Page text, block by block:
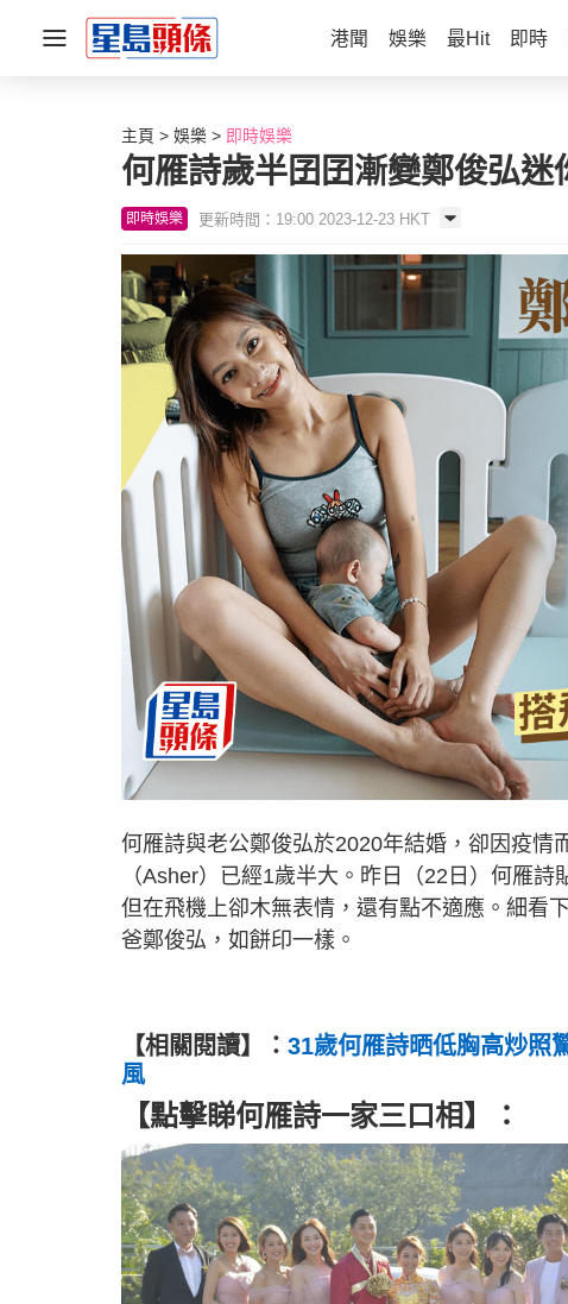
港聞 娛樂 最Hit 即時
主頁 娛樂 即時娛樂
何雁詩歲半囝囝漸變鄭俊弘
即時娛樂 更新時間：19:00 2023-12-23 HKT
何雁詩與老公鄭俊弘於2020年結婚，卻因疫情
（Asher）已經1歲半大。昨日（22日）何雁
但在飛機上卻木無表情，還有點不適應。細看
爸鄭俊弘，如餅印一樣。
【相關閱讀】 ： 31歲何雁詩晒低胸高炒照
風
【點擊睇何雁詩一家三口相】：